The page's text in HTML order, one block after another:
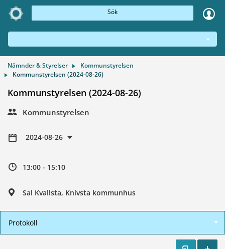
Sök
Nämnder & Styrelser
Kommunstyrelsen
Kommunstyrelsen (2024-08-26)
Kommunstyrelsen (2024-08-26)
Kommunstyrelsen
2024-08-26
13:00 - 15:10
Sal Kvallsta, Knivsta kommunhus
Protokoll